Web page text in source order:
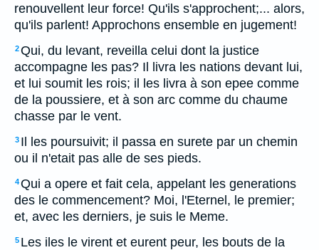
renouvellent leur force! Qu'ils s'approchent;... alors,
qu'ils parlent! Approchons ensemble en jugement!
2Qui, du levant, reveilla celui dont la justice
accompagne les pas? Il livra les nations devant lui,
et lui soumit les rois; il les livra à son epee comme
de la poussiere, et à son arc comme du chaume
chasse par le vent.
3 Il les poursuivit; il passa en surete par un chemin
ou il n'etait pas alle de ses pieds.
4Qui a opere et fait cela, appelant les generations
des le commencement? Moi, l'Eternel, le premier;
et, avec les derniers, je suis le Meme.
5 Les iles le virent et eurent peur, les bouts de la